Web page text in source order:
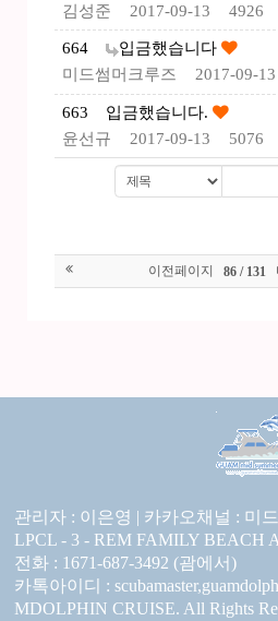
김성준
2017-09-13 4926
664
입금했습니다
미드썸머크루즈
2017-09-13
663
입금했습니다.
윤선규
2017-09-13 5076
이전페이지 86 / 131
관리자 : 이은영 | 카카오채널 : 미
LPCL - 3 - REM FAMILY BEACH
전화 : 1671-687-3492 (괌에서)
카톡아이디 :
MDOLPHIN CRUISE. All Rights